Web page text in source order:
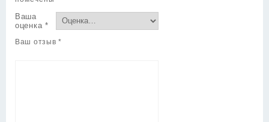
Ваша
оценка *
Ваш отзыв *